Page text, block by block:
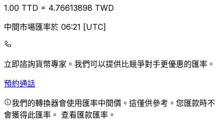
1.00 TTD = 4.76613898 TWD
中間市場匯率於 06:21 [UTC]
立即諮詢貨幣專家。 我們可以提供比競爭對手更優惠的匯率。
預約通話
我們的轉換器會使用匯率中間價。這僅供參考。您匯款時不
會獲得此匯率。 查看匯款匯率。